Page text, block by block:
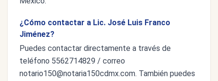
¿Cómo contactar a Lic. José Luis Franco
Jiménez?
Puedes contactar directamente a través de
teléfono 5562714829 / correo
notario150@notaria150cdmx.com. También puedes